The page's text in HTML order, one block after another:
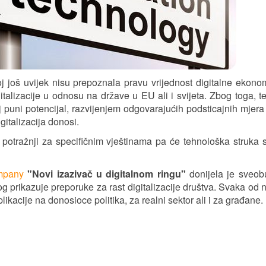
uvijek nisu prepoznala pravu vrijednost digitalne
u odnosu na države u EU ali i svijeta. Zbog toga,
potencijal, razvijenjem odgovarajućih podsticajnih
donosi.
za specifičnim vještinama pa će tehnološka struka
"Novi izazivač u digitalnom ringu" donijela je
prikazuje preporuke za rast digitalizacije društva. Svaka od
na donosioce politika, za realni sektor ali i za građane.